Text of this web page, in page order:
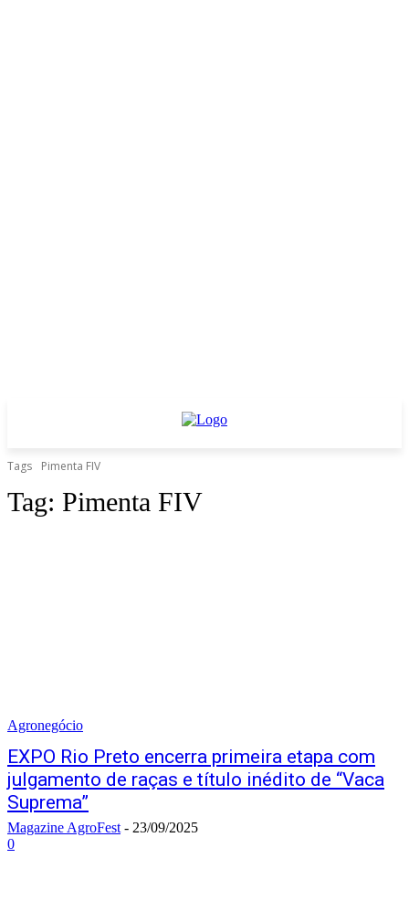
Tags Pimenta FIV
Tag: Pimenta FIV
Agronegócio
EXPO Rio Preto encerra primeira etapa com
julgamento de raças e título inédito de “Vaca
Suprema”
Magazine AgroFest - 23/09/2025
0